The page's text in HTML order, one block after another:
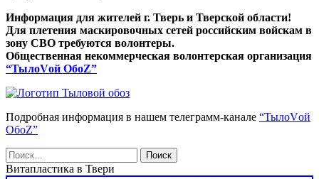
Информация для жителей г. Тверь и Тверской области!
Для плетения маскировочных сетей российским войскам в
зону СВО требуются волонтеры.
Общественная некоммерческая волонтерская организация
“ТылоVой ОбоZ”
Подробная информация в нашем телеграмм-канале “ТылоVой
ОбоZ”
Витапластика в Твери